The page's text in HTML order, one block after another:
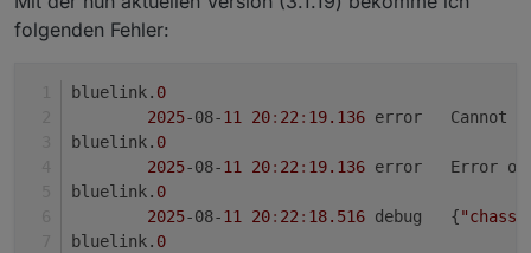
folgenden Fehler:
bluelink. 0
2025-08-11 20: 22: 19.136
error
bluelink. 0
2025-08-11 20: 22: 19.136
error
bluelink. 0
2025-08-11 20: 22: 18.516
	debug	{
bluelink. 0